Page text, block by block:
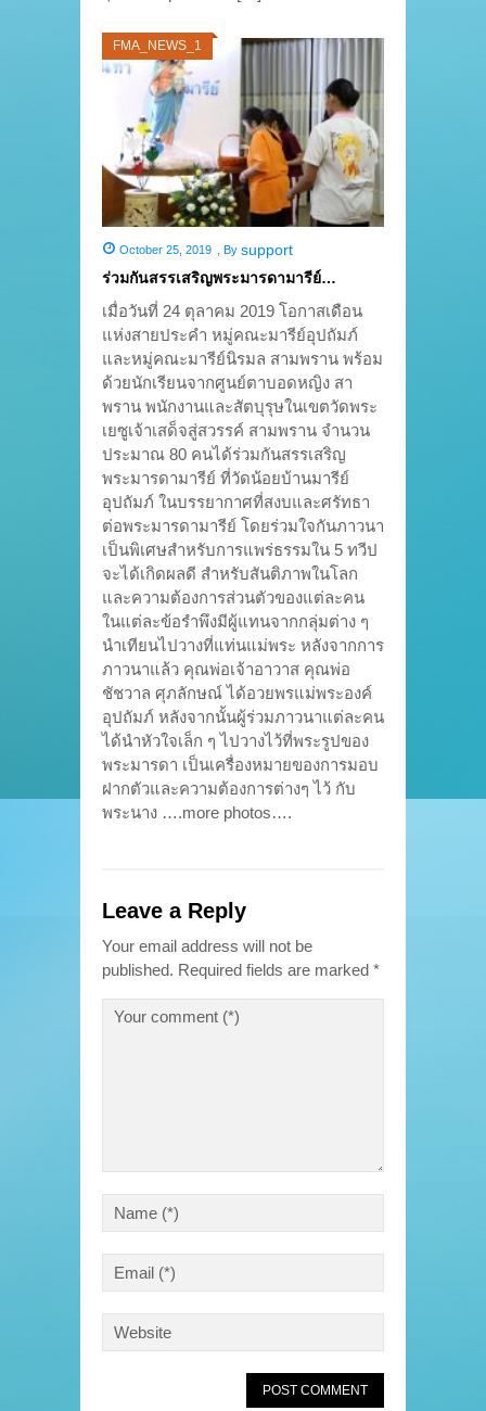
FMA_NEWS_1
October 25, 2019 By support
ร่วมกันสรรเสริญพระมารดามารีย์…
เมื่อวันที่ 24 ตุลาคม 2019 โอกาสเดือน
แห่งสายประคำ หมู่คณะมารีย์อุปถัมภ์
และหมู่คณะมารีย์นิรมล สามพราน พร้อม
ด้วยนักเรียนจากศูนย์ตาบอดหญิง สา
พราน พนักงานและสัตบุรุษในเขตวัดพระ
เยซูเจ้าเสด็จสู่สวรรค์ สามพราน จำนวน
ประมาณ 80 คนได้ร่วมกันสรรเสริญ
พระมารดามารีย์ ที่วัดน้อยบ้านมารีย์
อุปถัมภ์ ในบรรยากาศที่สงบและศรัทธา
ต่อพระมารดามารีย์ โดยร่วมใจกันภาวนา
เป็นพิเศษสำหรับการแพร่ธรรมใน 5 ทวีป
จะได้เกิดผลดี สำหรับสันติภาพในโลก
และความต้องการส่วนตัวของแต่ละคน
ในแต่ละข้อรำพึงมีผู้แทนจากกลุ่มต่าง ๆ
นำเทียนไปวางที่แท่นแม่พระ หลังจากการ
ภาวนาแล้ว คุณพ่อเจ้าอาวาส คุณพ่อ
ชัชวาล ศุภลักษณ์ ได้อวยพรแม่พระองค์
อุปถัมภ์ หลังจากนั้นผู้ร่วมภาวนาแต่ละคน
ได้นำหัวใจเล็ก ๆ ไปวางไว้ที่พระรูปของ
พระมารดา เป็นเครื่องหมายของการมอบ
ฝากตัวและความต้องการต่างๆ ไว้ กับ
พระนาง ….more photos….
Leave a Reply
Your email address will not be
published. Required fields are marked *